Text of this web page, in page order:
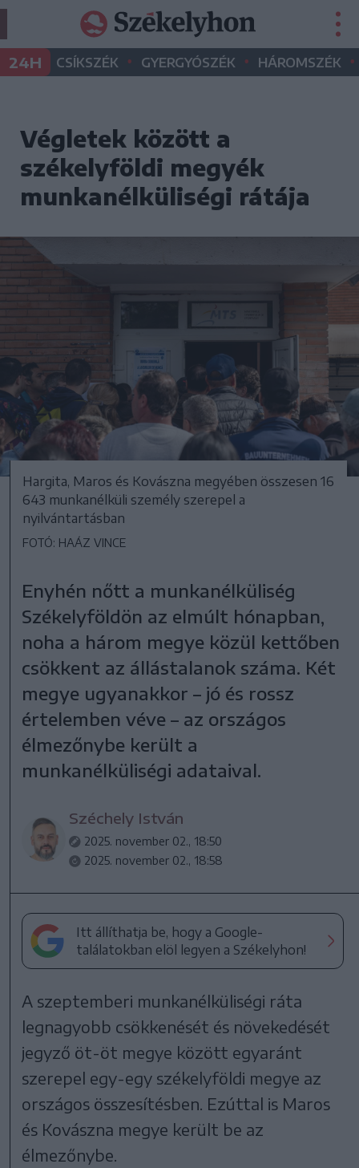
24H CSÍKSZÉK • GYERGYÓSZÉK • HÁROMSZÉK •
Végletek között a
székelyföldi megyék
munkanélküliségi rátája
Hargita, Maros és Kovászna megyében összesen 16
643 munkanélküli személy szerepel a
nyilvántartásban
FOTÓ: HAÁZ VINCE
Enyhén nőtt a munkanélküliség
Székelyföldön az elmúlt hónapban,
noha a három megye közül kettőben
csökkent az állástalanok száma. Két
megye ugyanakkor – jó és rossz
értelemben véve – az országos
élmezőnybe került a
munkanélküliségi adataival.
Széchely István
2025. november 02., 18:50
2025. november 02., 18:58
Itt állíthatja be, hogy a Google-
találatokban elöl legyen a Székelyhon!
A szeptemberi munkanélküliségi ráta
legnagyobb csökkenését és növekedését
jegyző öt-öt megye között egyaránt
szerepel egy-egy székelyföldi megye az
országos összesítésben. Ezúttal is Maros
és Kovászna megye került be az
élmezőnybe.